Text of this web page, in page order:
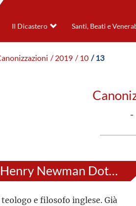
Il Dicastero Santi, Beati e
/ 2019 / 10 / 13
-
John Henry Newman Dottore della Chiesa
e filosofo inglese. Già